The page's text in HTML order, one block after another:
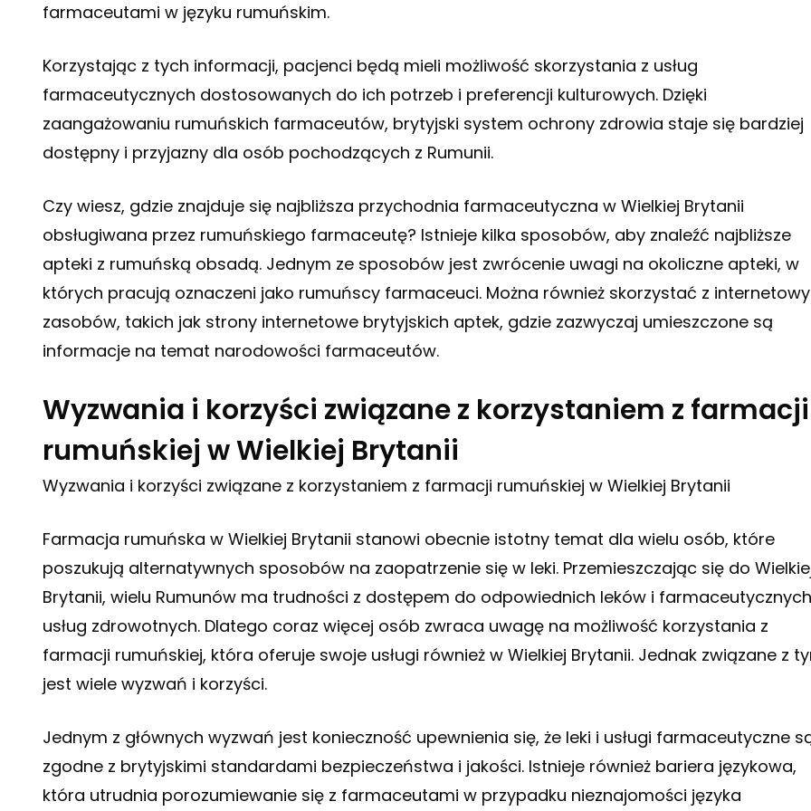
farmaceutami w języku rumuńskim.
Korzystając z tych informacji, pacjenci będą mieli możliwość skorzystania z usług
farmaceutycznych dostosowanych do ich potrzeb i preferencji kulturowych. Dzięki
zaangażowaniu rumuńskich farmaceutów, brytyjski system ochrony zdrowia staje się bardziej
dostępny i przyjazny dla osób pochodzących z Rumunii.
Czy wiesz, gdzie znajduje się najbliższa przychodnia farmaceutyczna w Wielkiej Brytanii
obsługiwana przez rumuńskiego farmaceutę? Istnieje kilka sposobów, aby znaleźć najbliższe
apteki z rumuńską obsadą. Jednym ze sposobów jest zwrócenie uwagi na okoliczne apteki, w
których pracują oznaczeni jako rumuńscy farmaceuci. Można również skorzystać z
zasobów, takich jak strony internetowe brytyjskich aptek, gdzie zazwyczaj umieszczone są
informacje na temat narodowości farmaceutów.
Wyzwania i korzyści związane z korzystaniem z farmacji
rumuńskiej w Wielkiej Brytanii
Wyzwania i korzyści związane z korzystaniem z farmacji rumuńskiej w Wielkiej Brytanii
Farmacja rumuńska w Wielkiej Brytanii stanowi obecnie istotny temat dla wielu osób, które
poszukują alternatywnych sposobów na zaopatrzenie się w leki. Przemieszczając się do
Brytanii, wielu Rumunów ma trudności z dostępem do odpowiednich leków i farmaceutycznych
usług zdrowotnych. Dlatego coraz więcej osób zwraca uwagę na możliwość korzystania z
farmacji rumuńskiej, która oferuje swoje usługi również w Wielkiej Brytanii. Jednak związane z
jest wiele wyzwań i korzyści.
Jednym z głównych wyzwań jest konieczność upewnienia się, że leki i usługi farmaceutyczne
zgodne z brytyjskimi standardami bezpieczeństwa i jakości. Istnieje również bariera językowa,
która utrudnia porozumiewanie się z farmaceutami w przypadku nieznajomości języka